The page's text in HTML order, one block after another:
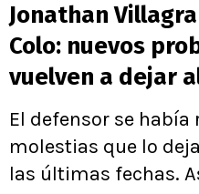
Jonathan
Colo: nuevos
vuelven a dejar
El defensor se había
molestias que lo
las últimas fechas.